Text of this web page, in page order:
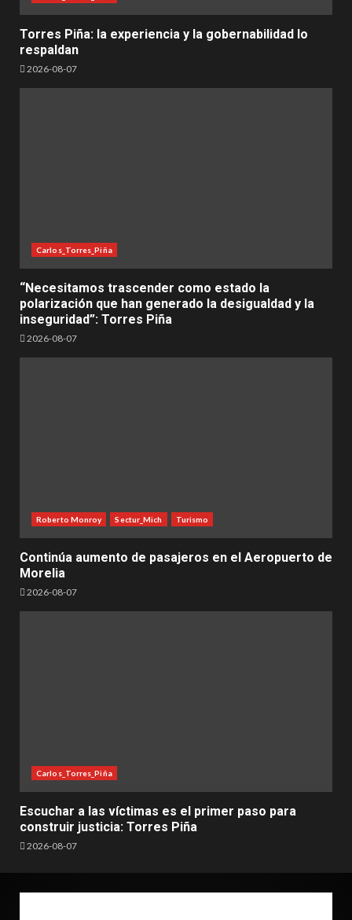
Torres Piña: la experiencia y la gobernabilidad lo
respaldan
2026-08-07
Carlos_Torres_Piña
“Necesitamos trascender como estado la
polarización que han generado la desigualdad y la
inseguridad”: Torres Piña
2026-08-07
Roberto Monroy Sectur_Mich Turismo
Continúa aumento de pasajeros en el Aeropuerto de
Morelia
2026-08-07
Carlos_Torres_Piña
Escuchar a las víctimas es el primer paso para
construir justicia: Torres Piña
2026-08-07